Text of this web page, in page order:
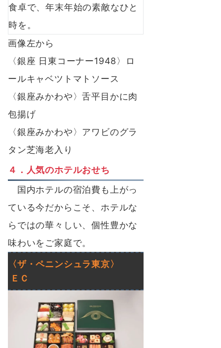
食卓で、年末年始の素敵なひと
時を。
画像左から
〈銀座 日東コーナー1948〉ロ
ールキャベツトマトソース
〈銀座みかわや〉舌平目かに肉
包揚げ
〈銀座みかわや〉アワビのグラ
タン芝海老入り
４．人気のホテルおせち
国内ホテルの宿泊費も上がっ
ている今だからこそ、ホテルな
らではの華々しい、個性豊かな
味わいをご家庭で。
〈ザ・ペニンシュラ東京〉
ＥＣ